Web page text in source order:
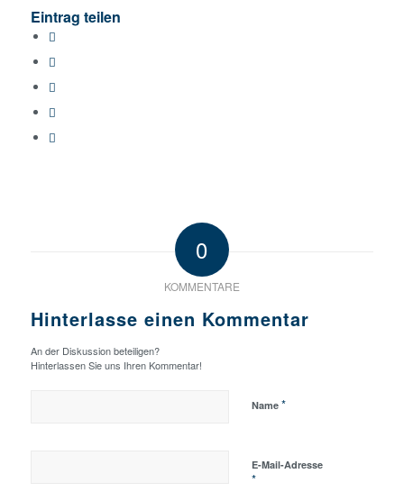
Eintrag teilen
0
KOMMENTARE
Hinterlasse einen Kommentar
An der Diskussion beteiligen?
Hinterlassen Sie uns Ihren Kommentar!
Name *
E-Mail-Adresse
*